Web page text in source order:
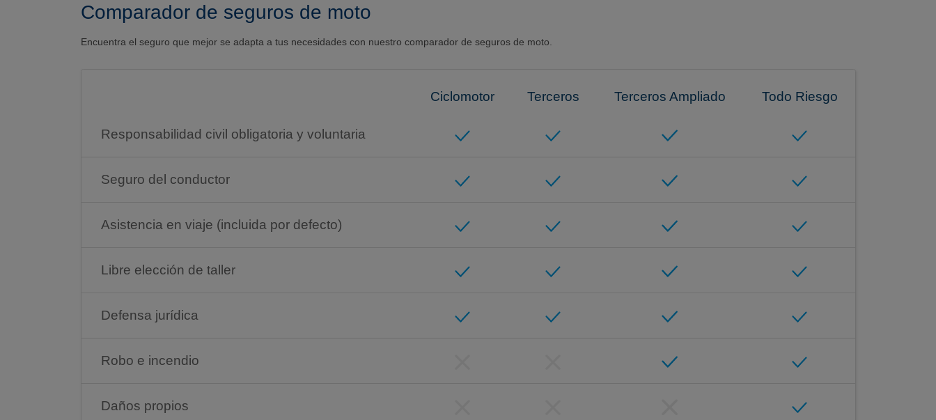
Comparador de seguros de moto
Encuentra el seguro que mejor se adapta a tus necesidades con nuestro comparador de seguros de moto.
Ciclomotor Terceros Terceros Ampliado Todo Riesgo
Responsabilidad civil obligatoria y voluntaria
Seguro del conductor
Asistencia en viaje (incluida por defecto)
Libre elección de taller
Defensa jurídica
Robo e incendio
Daños propios